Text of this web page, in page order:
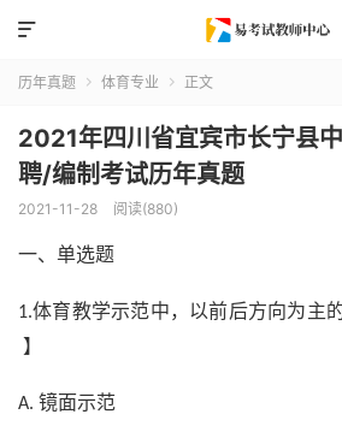

历年真题  体育专业  正文
2021年四川省宜宾市长宁县
聘/编制考试历年真题
2021-11-28 阅读(880)
一、单选题
1.体育教学示范中，以前后方向为主
】
A. 镜面示范